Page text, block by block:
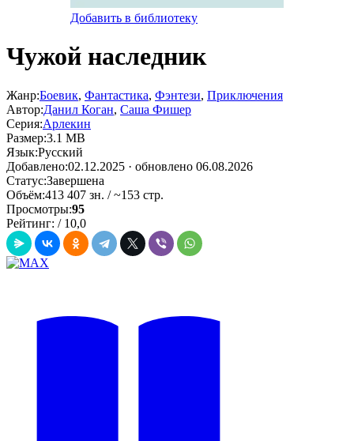
Добавить в библиотеку
Чужой наследник
Жанр:Боевик, Фантастика, Фэнтези, Приключения
Автор:Данил Коган, Саша Фишер
Серия:Арлекин
Размер:3.1 MB
Язык:Русский
Добавлено:02.12.2025 · обновлено 06.08.2026
Статус:Завершена
Объём:413 407 зн. / ~153 стр.
Просмотры:95
Рейтинг: / 10,0